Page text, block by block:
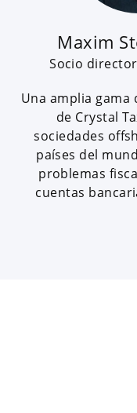
Maxim
Socio
Una amplia gama
de Crystal
sociedades
países del
problemas
cuentas